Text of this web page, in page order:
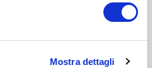
Mostra dettagli